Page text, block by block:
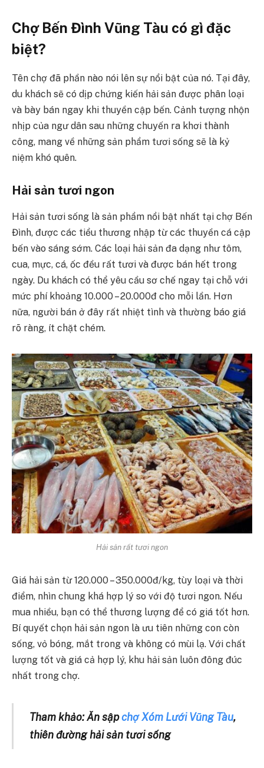
Chợ Bến Đình Vũng Tàu có gì đặc
biệt?
Tên chợ đã phần nào nói lên sự nổi bật của nó. Tại đây,
du khách sẽ có dịp chứng kiến hải sản được phân loại
và bày bán ngay khi thuyền cập bến. Cảnh tượng nhộn
nhịp của ngư dân sau những chuyến ra khơi thành
công, mang về những sản phẩm tươi sống sẽ là kỷ
niệm khó quên.
Hải sản tươi ngon
Hải sản tươi sống là sản phẩm nổi bật nhất tại chợ Bến
Đình, được các tiểu thương nhập từ các thuyền cá cập
bến vào sáng sớm. Các loại hải sản đa dạng như tôm,
cua, mực, cá, ốc đều rất tươi và được bán hết trong
ngày. Du khách có thể yêu cầu sơ chế ngay tại chỗ với
mức phí khoảng 10.000 – 20.000đ cho mỗi lần. Hơn
nữa, người bán ở đây rất nhiệt tình và thường báo giá
rõ ràng, ít chặt chém.
Hải sản rất tươi ngon
Giá hải sản từ 120.000 – 350.000đ/kg, tùy loại và thời
điểm, nhìn chung khá hợp lý so với độ tươi ngon. Nếu
mua nhiều, bạn có thể thương lượng để có giá tốt hơn.
Bí quyết chọn hải sản ngon là ưu tiên những con còn
sống, vỏ bóng, mắt trong và không có mùi lạ. Với chất
lượng tốt và giá cả hợp lý, khu hải sản luôn đông đúc
nhất trong chợ.
Tham khảo: Ăn sậpchợ Xóm Lưới Vũng Tàu,
thiên đường hải sản tươi sống